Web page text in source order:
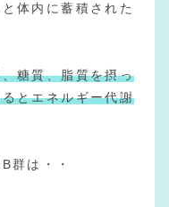
体内に蓄積された
糖質、脂質を摂っ
とエネルギー代謝
群は・・